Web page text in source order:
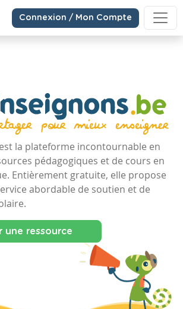
Connexion / Mon Compte
la plateforme incontournable en
pédagogiques et de cours en
Entièrement gratuite, elle propose
abordable de soutien et de
une ressource